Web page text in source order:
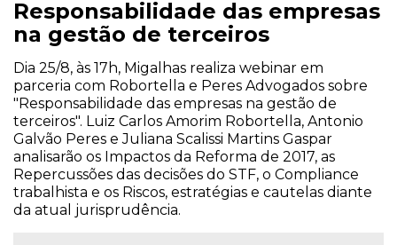
Responsabilidade das empresas
na gestão de terceiros
Dia 25/8, às 17h, Migalhas realiza webinar em
parceria com Robortella e Peres Advogados sobre
"Responsabilidade das empresas na gestão de
terceiros". Luiz Carlos Amorim Robortella, Antonio
Galvão Peres e Juliana Scalissi Martins Gaspar
analisarão os Impactos da Reforma de 2017, as
Repercussões das decisões do STF, o Compliance
trabalhista e os Riscos, estratégias e cautelas diante
da atual jurisprudência.